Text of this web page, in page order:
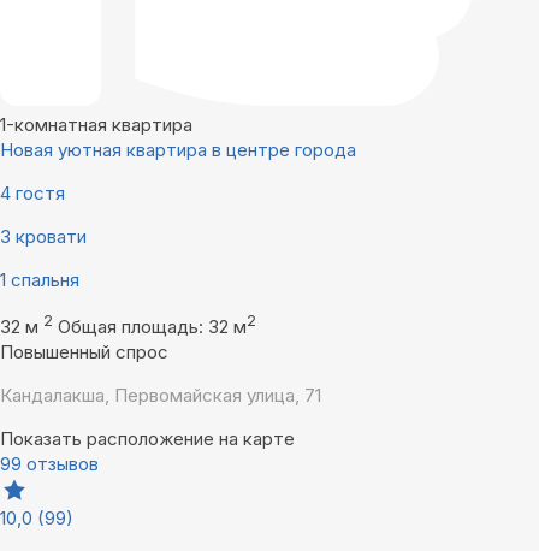
1-комнатная квартира
Новая уютная квартира в центре города
4 гостя
3 кровати
1 спальня
32 м 2 Общая площадь: 32 м2
Повышенный спрос
Кандалакша, Первомайская улица, 71
Показать расположение на карте
99 отзывов
10,0 (99)